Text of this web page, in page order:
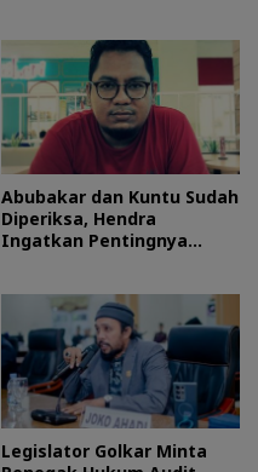
Abubakar dan Kuntu Sudah
Diperiksa, Hendra
Ingatkan Pentingnya
Legislator Golkar Minta